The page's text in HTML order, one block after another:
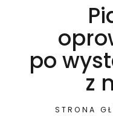
po
z
STRONA